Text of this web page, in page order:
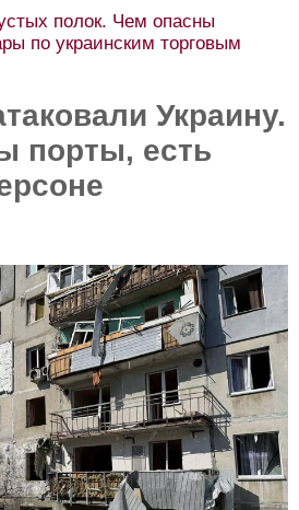
полок. Чем опасны
по украинским торговым
Украину.
порты, есть